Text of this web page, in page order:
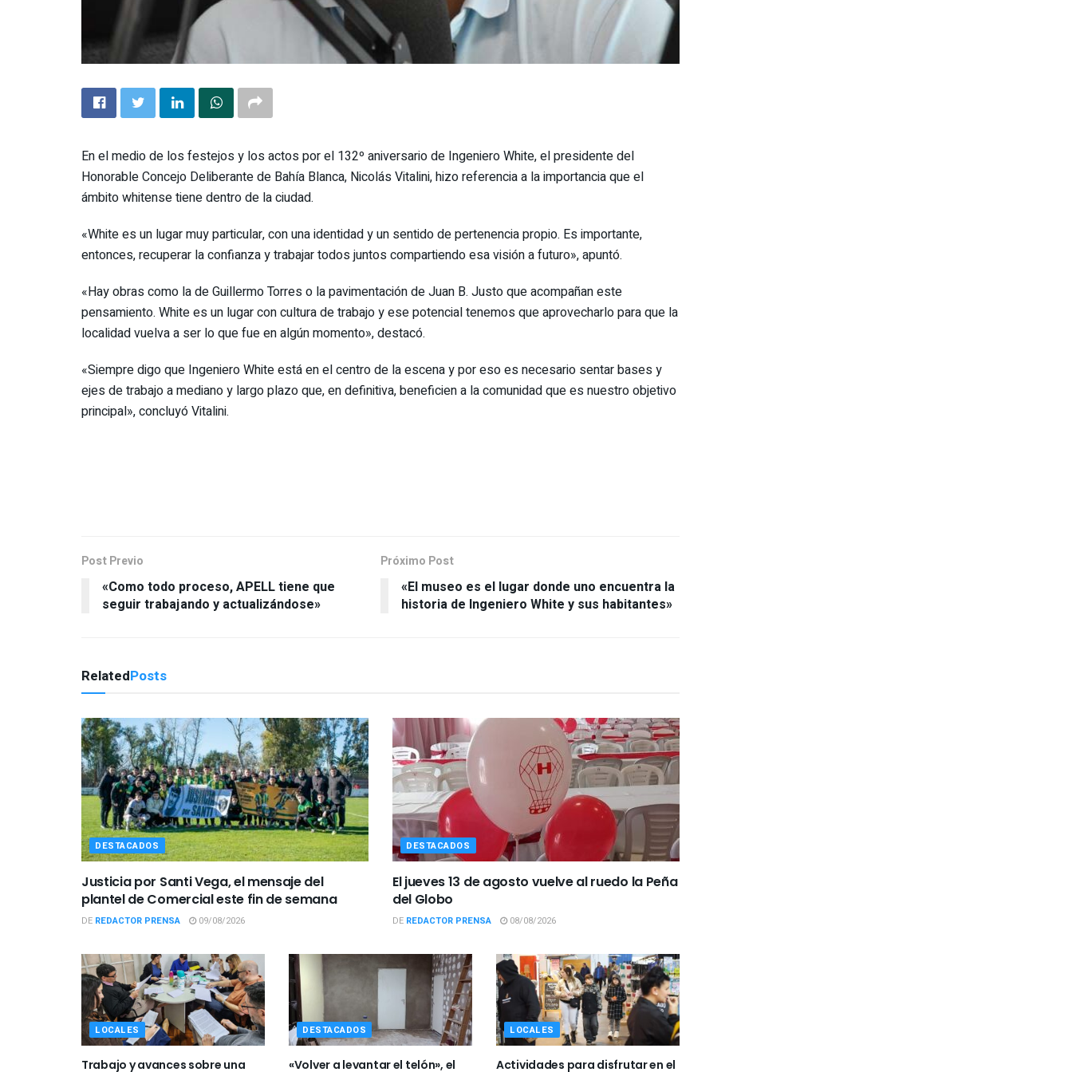
En el medio de los festejos y los actos por el 132º aniversario de Ingeniero White, el presidente del
Honorable Concejo Deliberante de Bahía Blanca, Nicolás Vitalini, hizo referencia a la importancia que el
ámbito whitense tiene dentro de la ciudad.
«White es un lugar muy particular, con una identidad y un sentido de pertenencia propio. Es importante,
entonces, recuperar la confianza y trabajar todos juntos compartiendo esa visión a futuro», apuntó.
«Hay obras como la de Guillermo Torres o la pavimentación de Juan B. Justo que acompañan este
pensamiento. White es un lugar con cultura de trabajo y ese potencial tenemos que aprovecharlo para que la
localidad vuelva a ser lo que fue en algún momento», destacó.
«Siempre digo que Ingeniero White está en el centro de la escena y por eso es necesario sentar bases y
ejes de trabajo a mediano y largo plazo que, en definitiva, beneficien a la comunidad que es nuestro objetivo
principal», concluyó Vitalini.
Post Previo
«Como todo proceso, APELL tiene que
seguir trabajando y actualizándose»
Próximo Post
«El museo es el lugar donde uno encuentra la
historia de Ingeniero White y sus habitantes»
RelatedPosts
DESTACADOS
Justicia por Santi Vega, el mensaje del
plantel de Comercial este fin de semana
DE REDACTOR PRENSA 09/08/2026
DESTACADOS
El jueves 13 de agosto vuelve al ruedo la Peña
del Globo
DE REDACTOR PRENSA 08/08/2026
LOCALES
Trabajo y avances sobre una
DESTACADOS
«Volver a levantar el telón», el
LOCALES
Actividades para disfrutar en el